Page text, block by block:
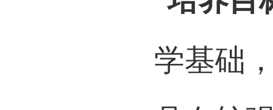
培养目
学基础